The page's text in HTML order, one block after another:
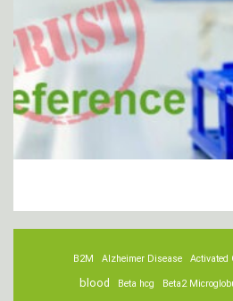
Activated
Alzheimer Disease
B2M
Beta2
Beta hcg
blood